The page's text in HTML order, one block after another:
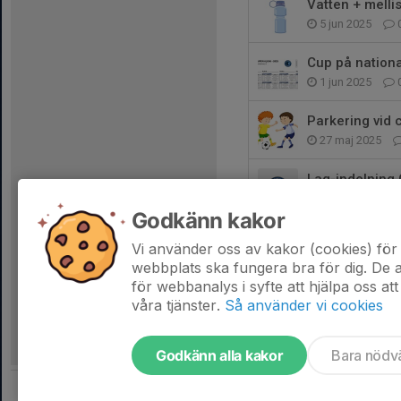
Vatten + mellis
5 jun 2025
Cup på
1 jun 2025
Parkering vid
27 maj 2025
Lag-indelning
21 maj 2025
Godkänn kakor
Vi använder oss av kakor (cookies)
webbplats ska fungera bra för dig. De
för webbanalys i syfte att hjälpa oss
våra tjänster. Så använder vi cookies
Godkänn alla kakor Bara